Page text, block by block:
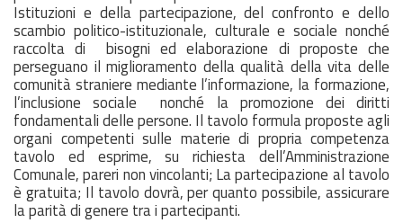
Istituzioni e della partecipazione, del confronto e dello
scambio politico-istituzionale, culturale e sociale nonché
raccolta di bisogni ed elaborazione di proposte che
perseguano il miglioramento della qualità della vita delle
comunità straniere mediante l’informazione, la formazione,
l’inclusione sociale nonché la promozione dei diritti
fondamentali delle persone. Il tavolo formula proposte agli
organi competenti sulle materie di propria competenza
tavolo ed esprime, su richiesta dell’Amministrazione
Comunale, pareri non vincolanti; La partecipazione al tavolo
è gratuita; Il tavolo dovrà, per quanto possibile, assicurare
la parità di genere tra i partecipanti.